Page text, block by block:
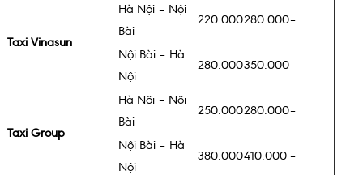
Taxi Vinasun
Hà Nội – Nội
Bài
220.000280.000–
Nội Bài – Hà
Nội
280.000350.000–
Taxi Group
Hà Nội – Nội
Bài
250.000280.000–
Nội Bài – Hà
Nội
380.000410.000 –